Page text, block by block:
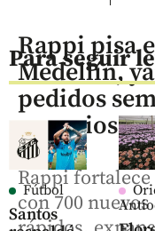
Para seguir
Fútbol
Santos
Rappi pisa
Medellín,
pedidos
negocios
Rappi
con 700